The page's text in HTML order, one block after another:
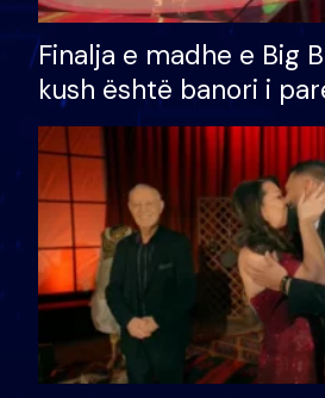
Finalja e madhe e Big
kush është banori i
shtëpinë dhe humb
të fituar çmimin e